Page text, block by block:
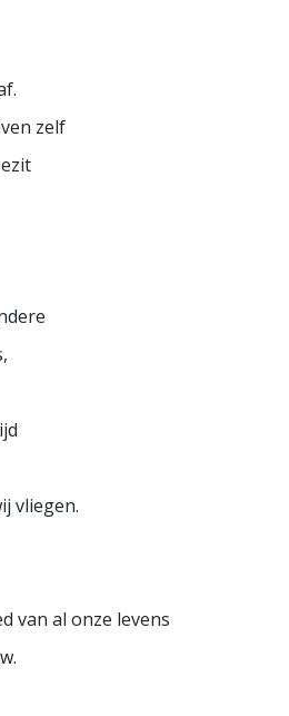
zelf
vliegen.
van al onze levens